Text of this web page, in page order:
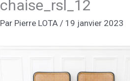
chaise_rsl_12
Par Pierre LOTA / 19 janvier 2023